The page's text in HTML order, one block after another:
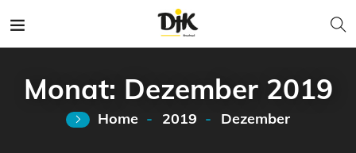
Monat: Dezember 2019
Home 2019 Dezember